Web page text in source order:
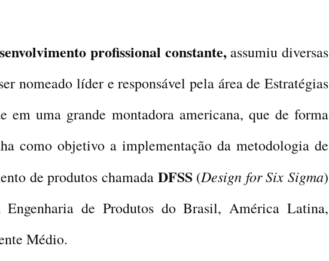
profissional constante, assumiu diversas
nomeado líder e responsável pela área de Estratégias
em uma grande montadora americana, que de forma
como objetivo a implementação da metodologia de
de produtos chamada DFSS(Design for Six Sigma)
de Produtos do Brasil, América Latina,
Médio.